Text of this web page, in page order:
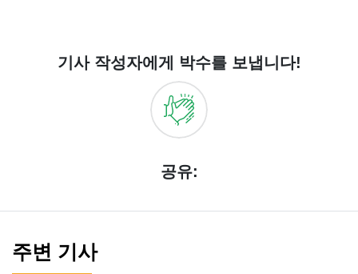
기사 작성자에게 박수를 보냅니다!
공유:
주변 기사